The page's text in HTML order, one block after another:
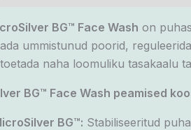
BG™ Face Wash on
ummistunud poorid,
naha loomuliku tasakaalu
BG™ Face Wash peamised
BG™: Stabiliseeritud